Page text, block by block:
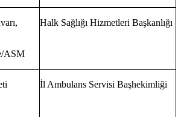
ASM
Halk Sağlığı Hizmetleri Başkanlığı
İl Ambulans Servisi Başhekimliği